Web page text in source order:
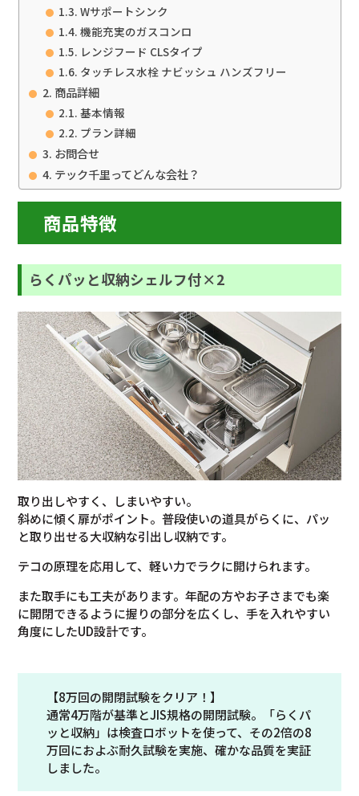
Wサポートシンク
機能充実のガスコンロ
レンジフード CLSタイプ
タッチレス水栓 ナビッシュ ハンズフリー
商品詳細
基本情報
プラン詳細
お問合せ
テック千里ってどんな会社？
商品特徴
らくパッと収納シェルフ付×2
取り出しやすく、しまいやすい。
斜めに傾く扉がポイント。普段使いの道具がらくに、パッ
と取り出せる大収納な引出し収納です。
テコの原理を応用して、軽い力でラクに開けられます。
また取手にも工夫があります。年配の方やお子さまでも楽
に開閉できるように握りの部分を広くし、手を入れやすい
角度にしたUD設計です。
【8万回の開閉試験をクリア！】
通常4万階が基準とJIS規格の開閉試験。「らくパ
ッと収納」は検査ロボットを使って、その2倍の8
万回におよぶ耐久試験を実施、確かな品質を実証
しました。